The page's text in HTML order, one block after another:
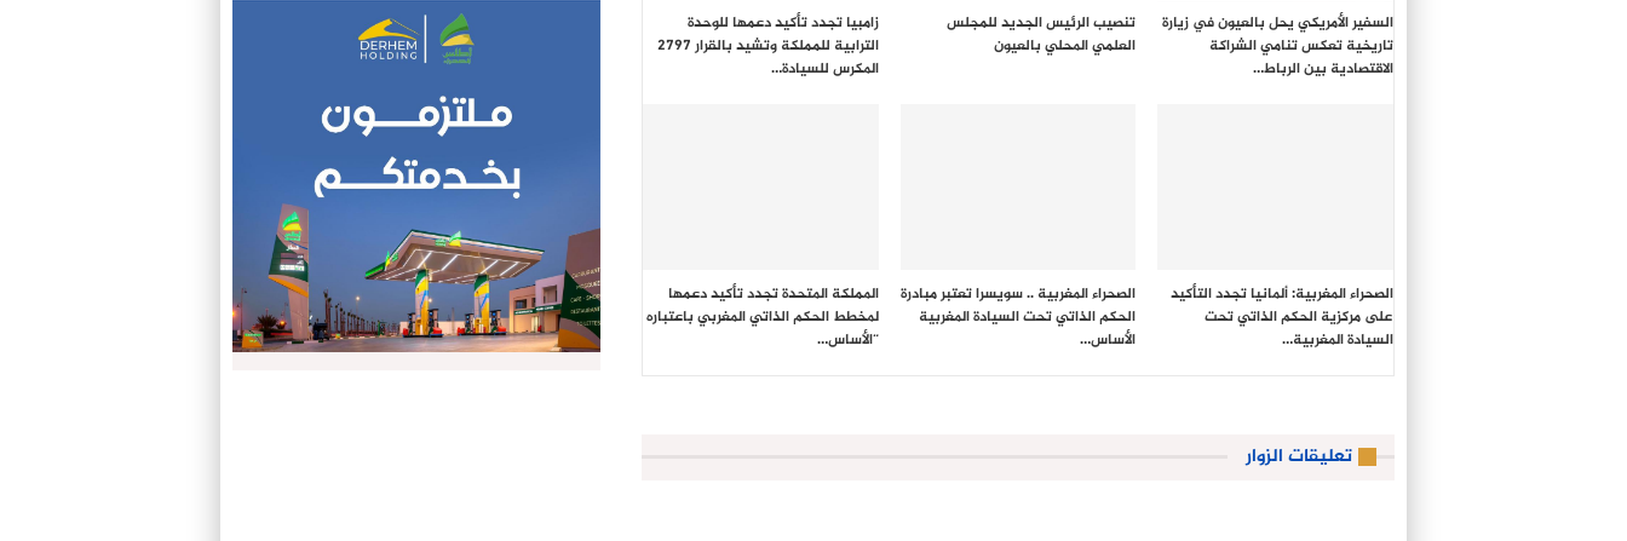
السفير الأمريكي يحل بالعيون في زيارة
تاريخية تعكس تنامي الشراكة
الاقتصادية بين الرباط…
تنصيب الرئيس الجديد للمجلس
العلمي المحلي بالعيون
زامبيا تجدد تأكيد دعمها للوحدة
الترابية للمملكة وتشيد بالقرار 2797
المكرس للسيادة…
الصحراء المغربية: ألمانيا تجدد التأكيد
على مركزية الحكم الذاتي تحت
السيادة المغربية…
الصحراء المغربية .. سويسرا تعتبر مبادرة
الحكم الذاتي تحت السيادة المغربية
الأساس…
المملكة المتحدة تجدد تأكيد دعمها
لمخطط الحكم الذاتي المغربي باعتباره
“الأساس…
تعليقات الزوار